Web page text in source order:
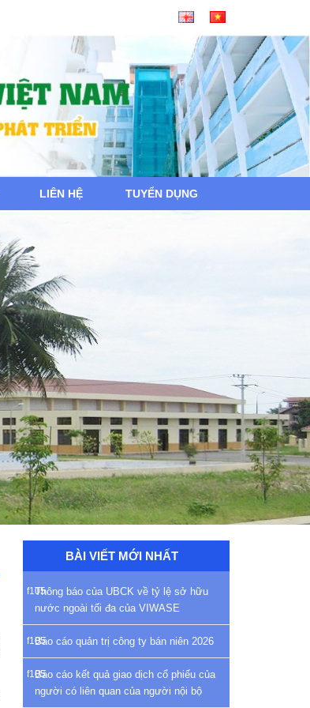
LIÊN HỆ TUYỂN DỤNG
BÀI VIẾT MỚI NHẤT
Thông báo của UBCK về tỷ lệ sở hữu
nước ngoài tối đa của VIWASE
Báo cáo quản trị công ty bán niên 2026
Báo cáo kết quả giao dịch cổ phiếu của
người có liên quan của người nội bộ